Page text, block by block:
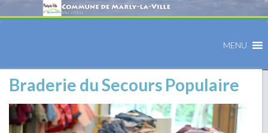
MENU
Braderie du Secours Populaire